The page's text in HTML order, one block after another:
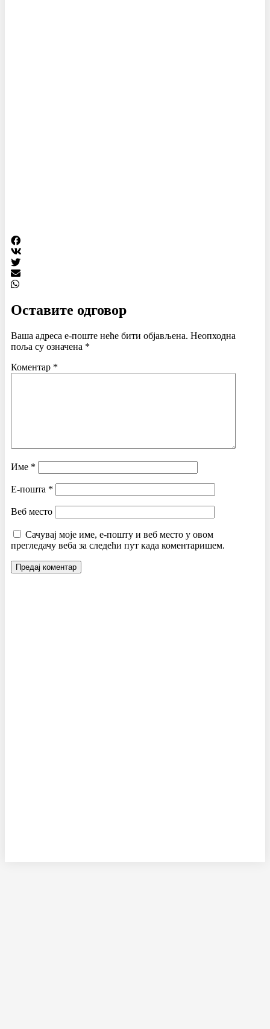
Оставите одговор
Ваша адреса е-поште неће бити објављена. Неопходна
поља су означена *
Коментар *
Име *
Е-пошта *
Веб место
Сачувај моје име, е-пошту и веб место у овом
прегледачу веба за следећи пут када коментаришем.